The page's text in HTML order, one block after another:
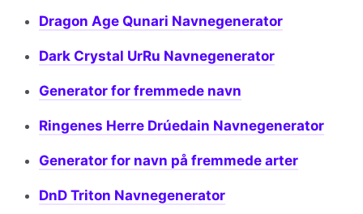
Dragon Age Qunari Navnegenerator
Dark Crystal UrRu Navnegenerator
Generator for fremmede navn
Ringenes Herre Drúedain Navnegenerator
Generator for navn på fremmede arter
DnD Triton Navnegenerator